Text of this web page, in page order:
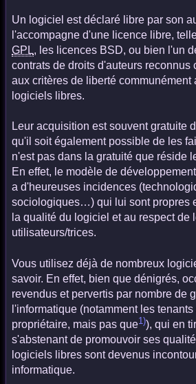
Un logiciel est déclaré libre par son
l'accompagne d'une licence libre,
GPL, les licences BSD, ou bien l'un
contrats de droits d'auteurs reconnus
aux critères de liberté communément
logiciels libres.
Leur acquisition est souvent gratuite
qu'il soit également possible de les
n'est pas dans la gratuité que réside
En effet, le modèle de
a d'heureuses incidences
sociologiques…) qui lui sont propres
la qualité du logiciel et au respect de
utilisateurs/trices.
Vous utilisez déjà de nombreux
savoir. En effet, bien que dénigrés,
revendus et pervertis par nombre de
l'informatique (notamment les tenants
propriétaire, mais pas que1)), qui en
s'abstenant de promouvoir ses
logiciels libres sont devenus
informatique.